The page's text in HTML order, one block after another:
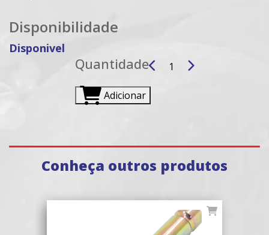
Disponibilidade
Disponivel
Quantidade
Adicionar
Conheça outros produtos